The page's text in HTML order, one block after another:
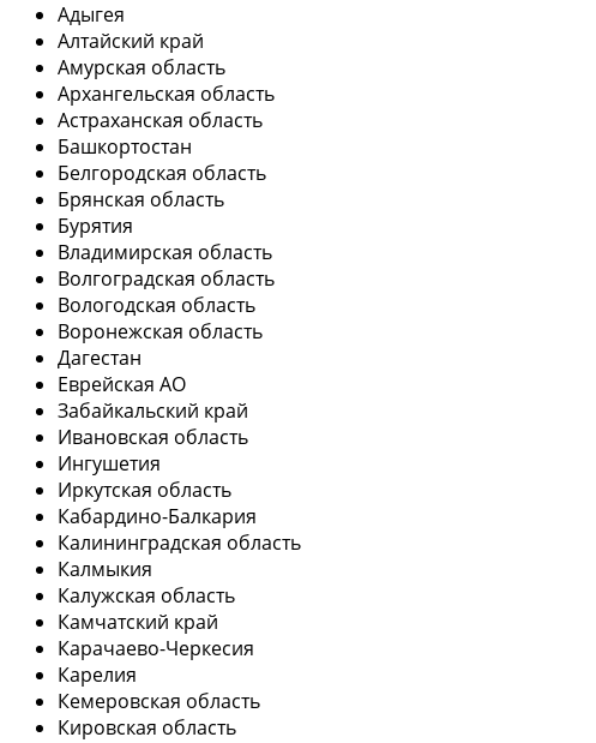
Адыгея
Алтайский край
Амурская область
Архангельская область
Астраханская область
Башкортостан
Белгородская область
Брянская область
Бурятия
Владимирская область
Волгоградская область
Вологодская область
Воронежская область
Дагестан
Еврейская АО
Забайкальский край
Ивановская область
Ингушетия
Иркутская область
Кабардино-Балкария
Калининградская область
Калмыкия
Калужская область
Камчатский край
Карачаево-Черкесия
Карелия
Кемеровская область
Кировская область